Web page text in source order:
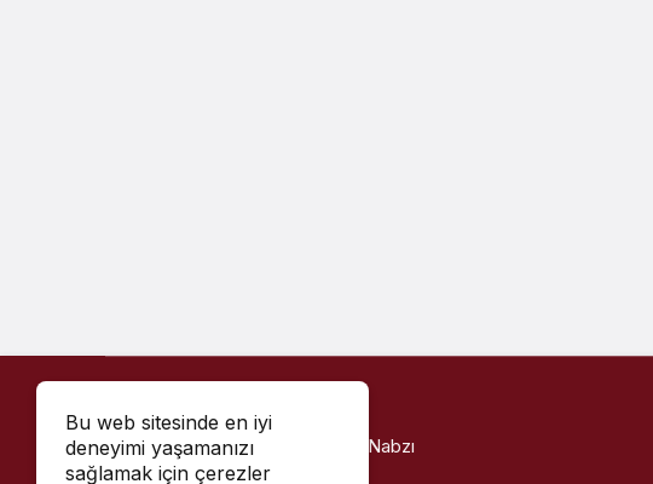
Bu web sitesinde en iyi
deneyimi yaşamanızı
sağlamak için çerezler
Haber Kahramanmaraş - Kentin Nabzı